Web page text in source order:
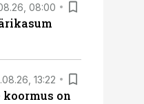
08:00
13:22
on